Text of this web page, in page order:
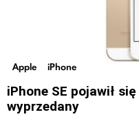
Apple iPhone
iPhone SE pojawił
wyprzedany